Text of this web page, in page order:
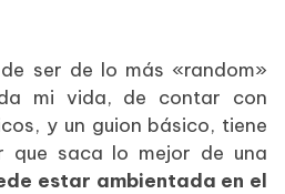
ser de lo más «random»
mi vida, de contar con
y un guion básico, tiene
que saca lo mejor de una
estar ambientada en el